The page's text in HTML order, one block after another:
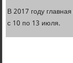
В 2017 году
с 10 по 13 июля.